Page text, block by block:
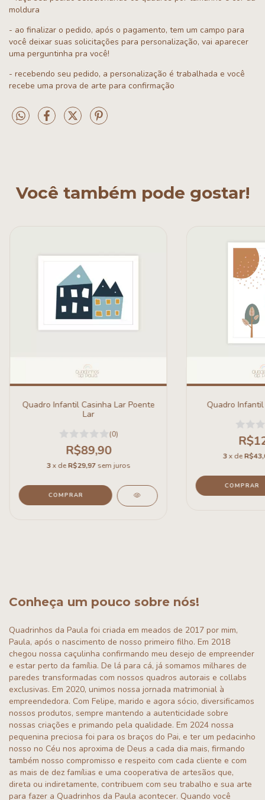
moldura
- ao finalizar o pedido, após o pagamento, tem um campo para
você deixar suas solicitações para personalização, vai aparecer
uma perguntinha pra você!
- recebendo seu pedido, a personalização é trabalhada e você
recebe uma prova de arte para confirmação
Você também pode gostar!
Quadro Infantil Casinha Lar Poente
Lar
(0)
R$89,90
3 x deR$29,97 sem juros
COMPRAR
Quadro
3x de
COMPRAR
Conheça um pouco sobre nós!
Quadrinhos da Paula foi criada em meados de 2017 por mim,
Paula, após o nascimento de nosso primeiro filho. Em 2018
chegou nossa caçulinha confirmando meu desejo de empreender
e estar perto da família. De lá para cá, já somamos milhares de
paredes transformadas com nossos quadros autorais e collabs
exclusivas. Em 2020, unimos nossa jornada matrimonial à
empreendedora. Com Felipe, marido e agora sócio, diversificamos
nossos produtos, sempre mantendo a autenticidade sobre
nossas criações e primando pela qualidade. Em 2024 nossa
pequenina preciosa foi para os braços do Pai, e ter um pedacinho
nosso no Céu nos aproxima de Deus a cada dia mais, firmando
também nosso compromisso e respeito com cada cliente e com
as mais de dez famílias e uma cooperativa de artesãos que,
direta ou indiretamente, contribuem com seu trabalho e sua arte
para fazer a Quadrinhos da Paula acontecer. Quando você